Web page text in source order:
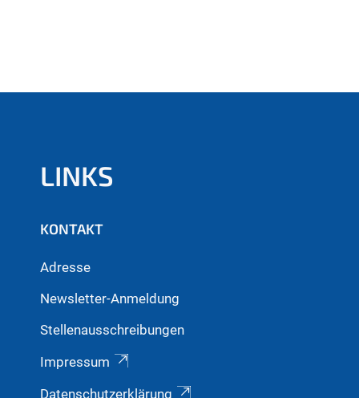
LINKS
KONTAKT
Adresse
Newsletter-Anmeldung
Stellenausschreibungen
Impressum
Datenschutzerklärung